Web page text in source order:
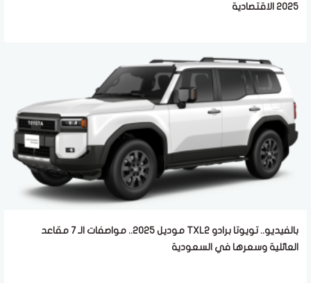
2025 الاقتصادية
بالفيديو.. تويوتا برادو TXL2 موديل 2025.. مواصفات الـ 7 مقاعد
العائلية وسعرها في السعودية